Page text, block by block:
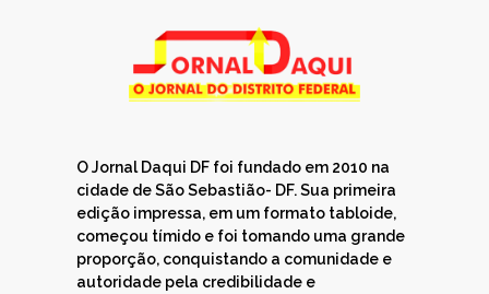
O Jornal Daqui DF foi fundado em 2010 na
cidade de São Sebastião- DF. Sua primeira
edição impressa, em um formato tabloide,
começou tímido e foi tomando uma grande
proporção, conquistando a comunidade e
autoridade pela credibilidade e